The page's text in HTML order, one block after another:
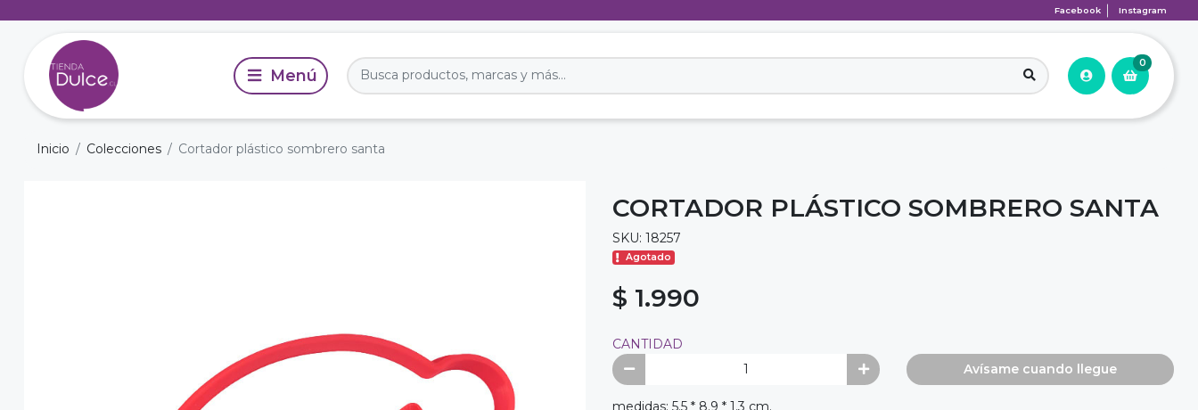
Facebook Instagram
0
Inicio Colecciones Cortador plástico sombrero santa
CORTADOR PLÁSTICO SOMBRERO SANTA
SKU: 18257
Agotado
$ 1.990
CANTIDAD
Avísame cuando llegue
medidas: 5.5 * 8.9 * 1.3 cm.